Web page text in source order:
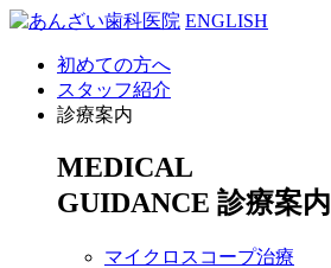
ENGLISH
初めての方へ
スタッフ紹介
診療案内
MEDICAL
GUIDANCE 診療案内
マイクロスコープ治療